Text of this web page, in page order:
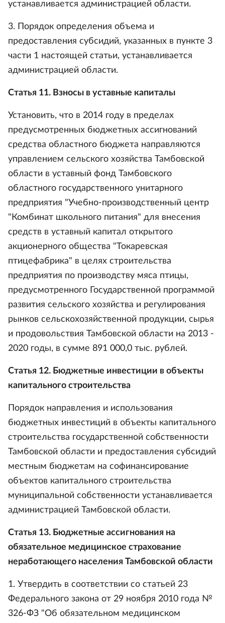
устанавливается администрацией области.
3. Порядок определения объема и
предоставления субсидий, указанных в пункте 3
части 1 настоящей статьи, устанавливается
администрацией области.
Статья 11. Взносы в уставные капиталы
Установить, что в 2014 году в пределах
предусмотренных бюджетных ассигнований
средства областного бюджета направляются
управлением сельского хозяйства Тамбовской
области в уставный фонд Тамбовского
областного государственного унитарного
предприятия "Учебно-производственный центр
"Комбинат школьного питания" для внесения
средств в уставный капитал открытого
акционерного общества "Токаревская
птицефабрика" в целях строительства
предприятия по производству мяса птицы,
предусмотренного Государственной программой
развития сельского хозяйства и регулирования
рынков сельскохозяйственной продукции, сырья
и продовольствия Тамбовской области на 2013 -
2020 годы, в сумме 891 000,0 тыс. рублей.
Статья 12. Бюджетные инвестиции в объекты
капитального строительства
Порядок направления и использования
бюджетных инвестиций в объекты капитального
строительства государственной собственности
Тамбовской области и предоставления субсидий
местным бюджетам на софинансирование
объектов капитального строительства
муниципальной собственности устанавливается
администрацией Тамбовской области.
Статья 13. Бюджетные ассигнования на
обязательное медицинское страхование
неработающего населения Тамбовской области
1. Утвердить в соответствии со статьей 23
Федерального закона от 29 ноября 2010 года №
326-ФЗ "Об обязательном медицинском